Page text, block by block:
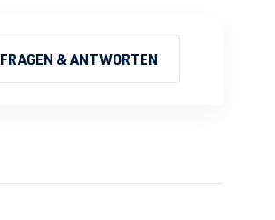
FRAGEN & ANTWORTEN